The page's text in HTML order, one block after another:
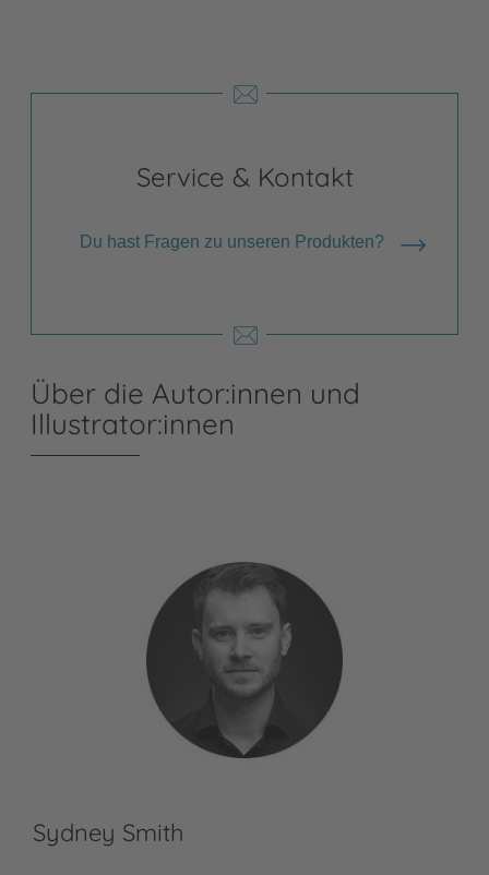
Service & Kontakt
Du hast Fragen zu unseren Produkten?
Über die Autor:innen und
Illustrator:innen
Sydney Smith